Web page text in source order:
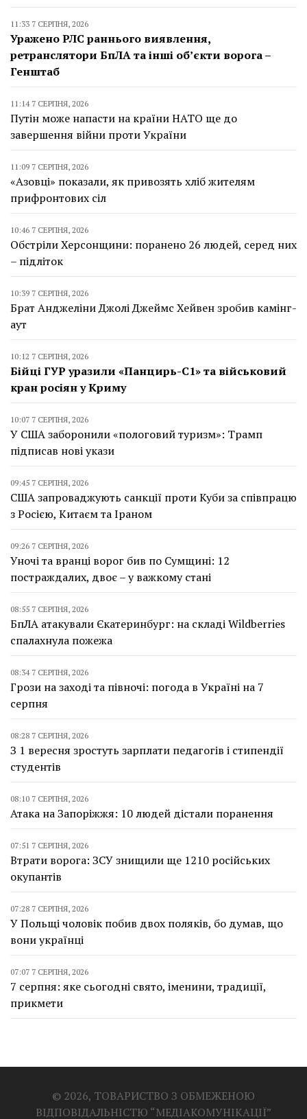
11:33 7 СЕРПНЯ, 2026
Уражено РЛС раннього виявлення,
ретранслятори БпЛА та інші об’єкти ворога –
Генштаб
11:14 7 СЕРПНЯ, 2026
Путін може напасти на країни НАТО ще до
завершення війни проти України
11:09 7 СЕРПНЯ, 2026
«Азовці» показали, як привозять хліб жителям
прифронтових сіл
10:46 7 СЕРПНЯ, 2026
Обстріли Херсонщини: поранено 26 людей, серед них
– підліток
10:39 7 СЕРПНЯ, 2026
Брат Анджеліни Джолі Джеймс Хейвен зробив камінг-
аут
10:12 7 СЕРПНЯ, 2026
Бійці ГУР уразили «Панцирь-С1» та військовий
кран росіян у Криму
10:07 7 СЕРПНЯ, 2026
У США заборонили «пологовий туризм»: Трамп
підписав нові укази
09:45 7 СЕРПНЯ, 2026
США запроваджують санкції проти Куби за співпрацю
з Росією, Китаєм та Іраном
09:26 7 СЕРПНЯ, 2026
Уночі та вранці ворог бив по Сумщині: 12
постраждалих, двоє – у важкому стані
08:55 7 СЕРПНЯ, 2026
БпЛА атакували Єкатеринбург: на складі Wildberries
спалахнула пожежа
08:34 7 СЕРПНЯ, 2026
Грози на заході та півночі: погода в Україні на 7
серпня
08:28 7 СЕРПНЯ, 2026
З 1 вересня зростуть зарплати педагогів і стипендії
студентів
08:10 7 СЕРПНЯ, 2026
Атака на Запоріжжя: 10 людей дістали поранення
07:51 7 СЕРПНЯ, 2026
Втрати ворога: ЗСУ знищили ще 1210 російських
окупантів
07:28 7 СЕРПНЯ, 2026
У Польщі чоловік побив двох поляків, бо думав, що
вони українці
07:07 7 СЕРПНЯ, 2026
7 серпня: яке сьогодні свято, іменини, традиції,
прикмети
© 2026, ТОВАРИСТВО З ОБМЕЖЕНОЮ
ВІДПОВІДАЛЬНІСТЮ “МЕДІАКОМУНІКАЦІЇ”